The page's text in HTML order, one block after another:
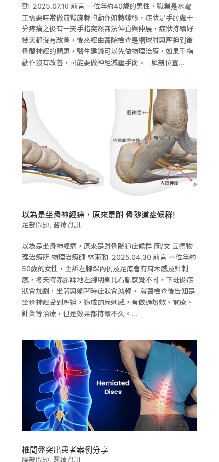
勤 2025.07.10 前言 一位年約40歲的男性，職業是水電
工需要時常做前臂旋轉的動作如轉螺絲，症狀是手肘處十
分疼痛之後有一天手指突然無法伸直與伸展，症狀持續好
幾天都沒有改善，後來經由醫院檢查是網球肘與壓迫到後
骨間神經的問題，醫生建議可以先做物理治療，如果手指
動作沒有改善，可能要做神經減壓手術。 解剖位置...
以為是坐骨神經痛，原來是跗 骨隧道症候群!
足部問題, 醫療資訊
以為是坐骨神經痛，原來是跗骨隧道症候群 圖/文 五德物
理治療所 物理治療師 林雨勤 2025.04.30 前言 一位年約
50歲的女性，主訴左腳踝內側及足底會有麻木感及針刺
感，冬天時赤腳踩地左腳明顯比右腳感覺不同，下班後症
狀會加劇，坐著與躺著時症狀會減輕。 就醫檢查後告知是
坐骨神經受到壓迫，造成的麻刺感，有做過熱敷、電療、
針灸等治療，但是效果都持續不久。...
椎間盤突出患者案例分享
腰部問題, 醫療資訊